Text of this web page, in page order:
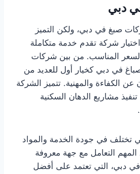
دبي
صبغ في دبي، ولكن التميز
شركة تقدم خدمة متكاملة
المناسب. من بين شركات
في دبي كخيار أول للعديد من
عن الكفاءة والمهنية. تتميز الشركة
مشاريع الدهان السكنية
في جودة الخدمة والمواد
المهم التعامل مع جهة معروفة
دبي، التي تعتمد على أفضل